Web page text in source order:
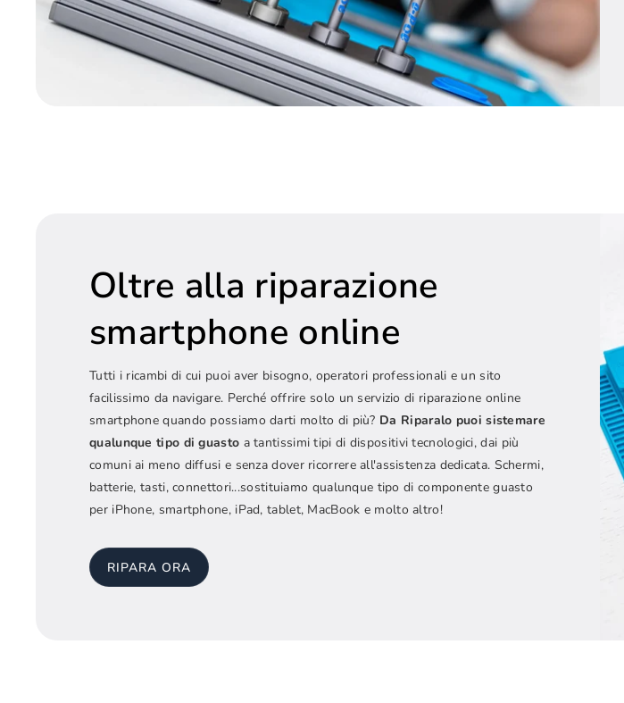
Oltre alla riparazione
smartphone online
Tutti i ricambi di cui puoi aver bisogno, operatori professionali e un sito
facilissimo da navigare. Perché offrire solo un servizio di riparazione online
smartphone quando possiamo darti molto di più? Da Riparalo puoi sistemare
qualunque tipo di guasto a tantissimi tipi di dispositivi tecnologici, dai più
comuni ai meno diffusi e senza dover ricorrere all'assistenza dedicata. Schermi,
batterie, tasti, connettori...sostituiamo qualunque tipo di componente guasto
per iPhone, smartphone, iPad, tablet, MacBook e molto altro!
RIPARA ORA